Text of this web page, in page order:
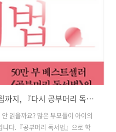
모여 있어 아이들에게 최고의 하
놀이터와 물놀이터가 아이들의 모
책 읽어주는 법부터 읽기 독립까지, 『다시 공부머리 독서법』으로 배우는 육아 독서 전략
읽을까요? 많은 부모들이 아이의
니다.『공부머리 독서법』으로 학